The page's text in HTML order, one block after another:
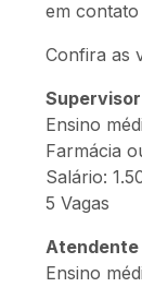
em
Confira as
Ensino
Farmácia
Salário:
5 Vagas
Atendente
Ensino